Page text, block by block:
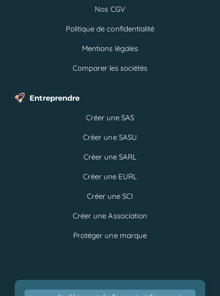
Nos CGV
Politique de confidentialité
Mentions légales
Comparer les sociétés
Entreprendre
Créer une SAS
Créer une SASU
Créer une SARL
Créer une EURL
Créer une SCI
Créer une Association
Protéger une marque